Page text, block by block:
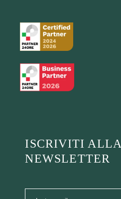
ISCRIVITI ALLA
NEWSLETTER